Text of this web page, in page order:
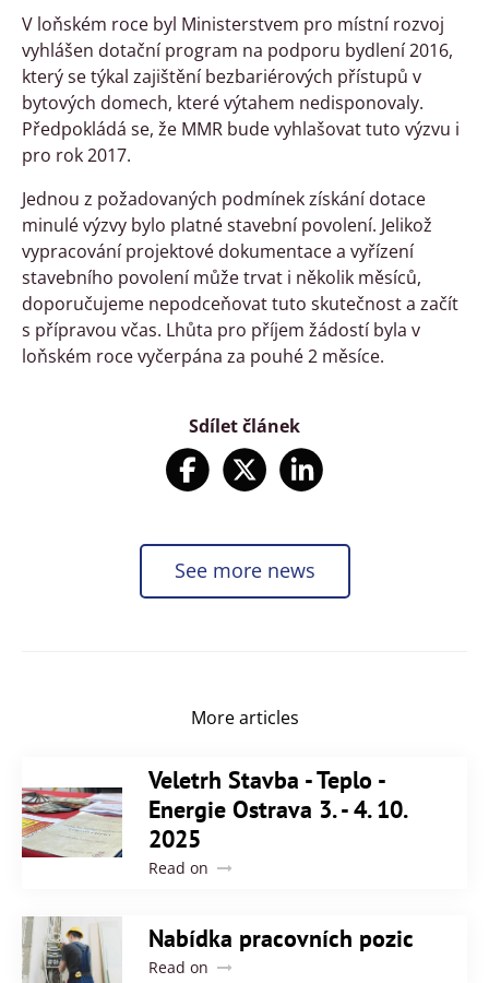
V loňském roce byl Ministerstvem pro místní rozvoj
vyhlášen dotační program na podporu bydlení 2016,
který se týkal zajištění bezbariérových přístupů v
bytových domech, které výtahem nedisponovaly.
Předpokládá se, že MMR bude vyhlašovat tuto výzvu i
pro rok 2017.
Jednou z požadovaných podmínek získání dotace
minulé výzvy bylo platné stavební povolení. Jelikož
vypracování projektové dokumentace a vyřízení
stavebního povolení může trvat i několik měsíců,
doporučujeme nepodceňovat tuto skutečnost a začít
s přípravou včas. Lhůta pro příjem žádostí byla v
loňském roce vyčerpána za pouhé 2 měsíce.
Sdílet článek
See more news
More articles
Veletrh Stavba - Teplo -
Energie Ostrava 3. - 4. 10.
2025
Read on
Nabídka pracovních pozic
Read on